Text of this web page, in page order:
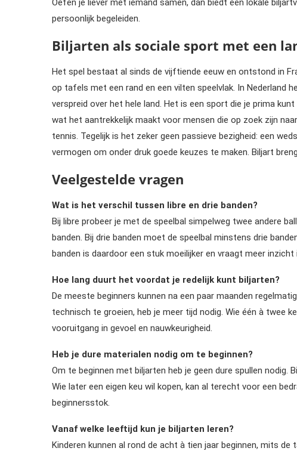
Oefen je liever met iemand samen, dan biedt een lokale
persoonlijk begeleiden.
Biljarten als sociale sport met een
Het spel bestaat al sinds de vijftiende eeuw en ontstond in
op tafels met een rand en een vilten speelvlak. In Nederland
verspreid over het hele land. Het is een sport die je prima
wat het aantrekkelijk maakt voor mensen die op zoek zijn
tennis. Tegelijk is het zeker geen passieve bezigheid: een
vermogen om onder druk goede keuzes te maken. Biljart
Veelgestelde vragen
Wat is het verschil tussen libre en drie banden?
Bij libre probeer je met de speelbal simpelweg twee andere
banden. Bij drie banden moet de speelbal minstens drie
banden is daardoor een stuk moeilijker en vraagt meer
Hoe lang duurt het voordat je redelijk kunt biljarten?
De meeste beginners kunnen na een paar maanden
technisch te groeien, heb je meer tijd nodig. Wie één à twee
vooruitgang in gevoel en nauwkeurigheid.
Heb je dure materialen nodig om te beginnen?
Om te beginnen met biljarten heb je geen dure spullen nodig.
Wie later een eigen keu wil kopen, kan al terecht voor een
beginnersstok.
Vanaf welke leeftijd kun je biljarten leren?
Kinderen kunnen al rond de acht à tien jaar beginnen, mits